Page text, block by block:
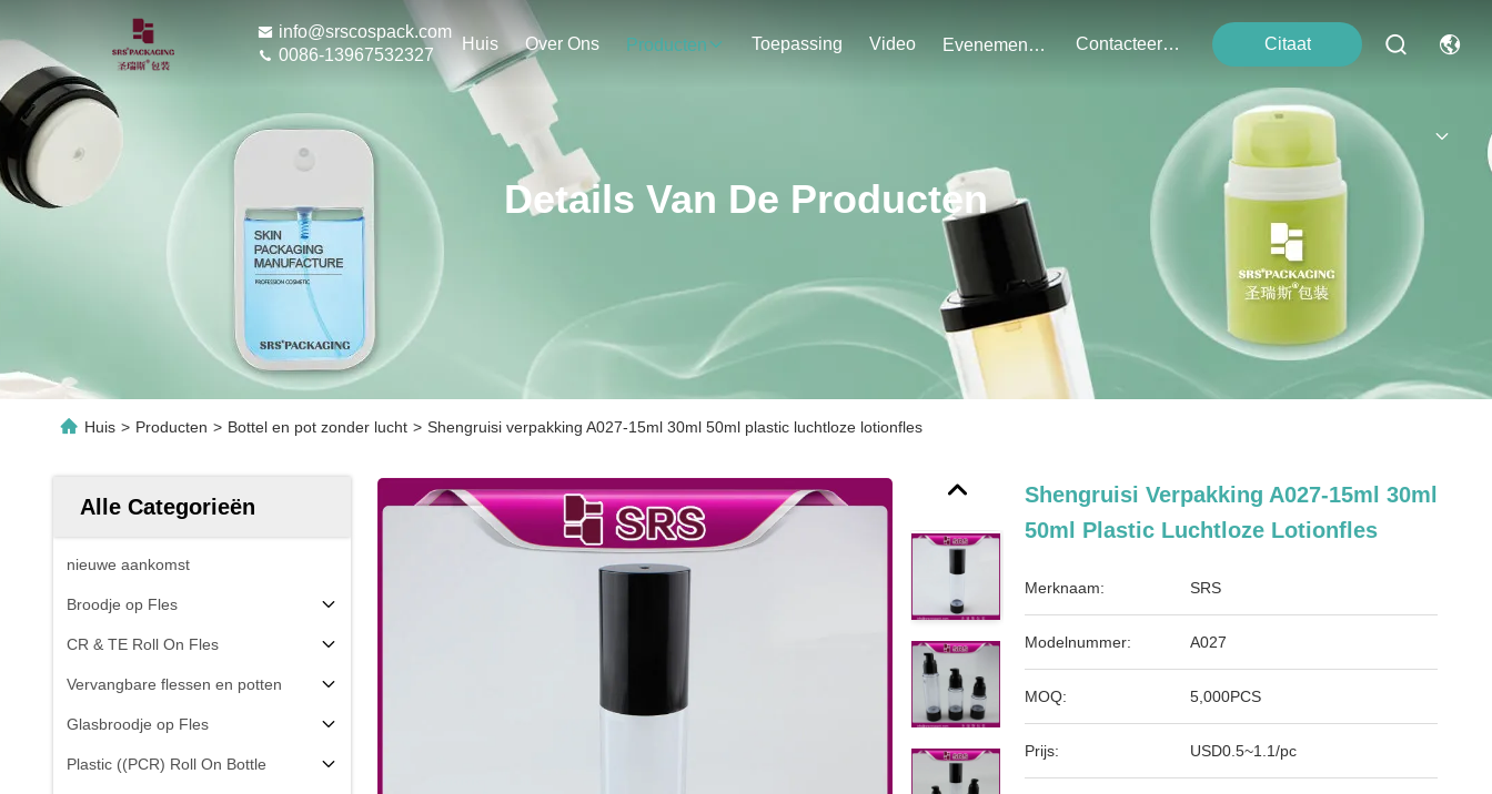
info@srscospack.com
0086-13967532327
Huis Over Ons Producten Toepassing Video Evenementen Contacteer Ons Citaat
Details Van De Producten
Huis > Producten > Bottel en pot zonder lucht > Shengruisi verpakking A027-15ml 30ml 50ml plastic luchtloze lotionfles
Alle Categorieën
nieuwe aankomst
Broodje op Fles
CR & TE Roll On Fles
Vervangbare flessen en potten
Glasbroodje op Fles
Plastic ((PCR) Roll On Bottle
Shengruisi Verpakking A027-15ml 30ml
50ml Plastic Luchtloze Lotionfles
Merknaam: SRS
Modelnummer: A027
MOQ: 5,000PCS
Prijs: USD0.5~1.1/pc